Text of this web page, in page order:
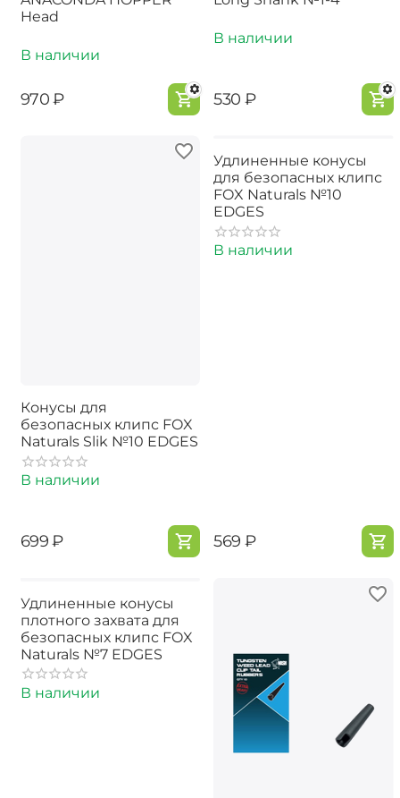
Head
В наличии
‍970‍ ₽
В наличии
‍530‍ ₽
Конусы для
безопасных клипс FOX
Naturals Slik №10 EDGES
В наличии
‍699‍ ₽
Удлиненные конусы
для безопасных клипс
FOX Naturals №10
EDGES
В наличии
‍569‍ ₽
Удлиненные конусы
плотного захвата для
безопасных клипс FOX
Naturals №7 EDGES
В наличии